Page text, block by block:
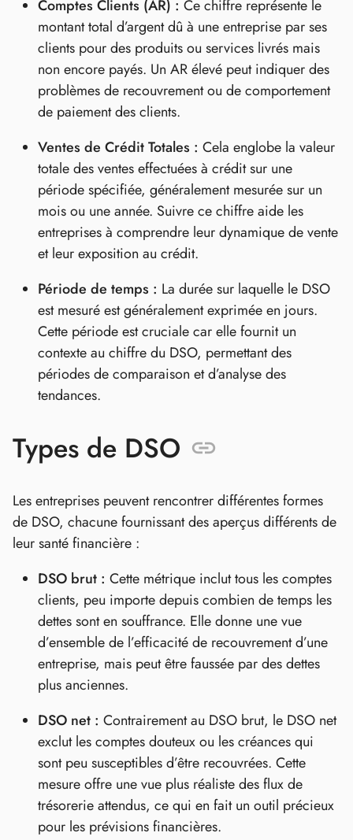
Comptes Clients (AR) : Ce chiffre représente le
montant total d’argent dû à une entreprise par ses
clients pour des produits ou services livrés mais
non encore payés. Un AR élevé peut indiquer des
problèmes de recouvrement ou de comportement
de paiement des clients.
Ventes de Crédit Totales : Cela englobe la valeur
totale des ventes effectuées à crédit sur une
période spécifiée, généralement mesurée sur un
mois ou une année. Suivre ce chiffre aide les
entreprises à comprendre leur dynamique de vente
et leur exposition au crédit.
Période de temps : La durée sur laquelle le DSO
est mesuré est généralement exprimée en jours.
Cette période est cruciale car elle fournit un
contexte au chiffre du DSO, permettant des
périodes de comparaison et d’analyse des
tendances.
Types de DSO
Les entreprises peuvent rencontrer différentes formes
de DSO, chacune fournissant des aperçus différents de
leur santé financière :
DSO brut : Cette métrique inclut tous les comptes
clients, peu importe depuis combien de temps les
dettes sont en souffrance. Elle donne une vue
d’ensemble de l’efficacité de recouvrement d’une
entreprise, mais peut être faussée par des dettes
plus anciennes.
DSO net : Contrairement au DSO brut, le DSO net
exclut les comptes douteux ou les créances qui
sont peu susceptibles d’être recouvrées. Cette
mesure offre une vue plus réaliste des flux de
trésorerie attendus, ce qui en fait un outil précieux
pour les prévisions financières.